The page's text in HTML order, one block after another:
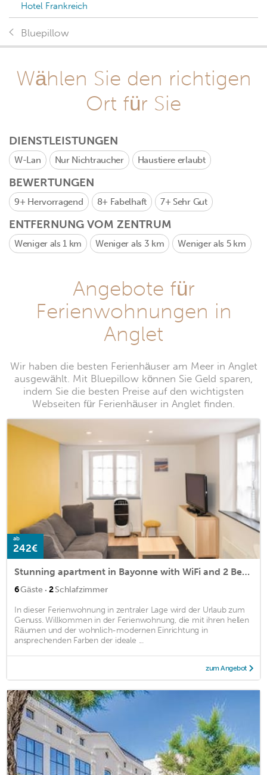
Hotel Frankreich
Bluepillow
Wählen Sie den richtigen
Ort für Sie
DIENSTLEISTUNGEN
W-Lan Nur Nichtraucher Haustiere erlaubt
BEWERTUNGEN
9+ Hervorragend 8+ Fabelhaft 7+ Sehr Gut
ENTFERNUNG VOM ZENTRUM
Weniger als 1 km Weniger als 3 km Weniger als 5 km
Angebote für
Ferienwohnungen in
Anglet
Wir haben die besten Ferienhäuser am Meer in Anglet
ausgewählt. Mit Bluepillow können Sie Geld sparen,
indem Sie die besten Preise auf den wichtigsten
Webseiten für Ferienhäuser in Anglet finden.
ab
242€
Stunning apartment in Bayonne with WiFi and 2 Bedrooms
6Gäste · 2Schlafzimmer
In dieser Ferienwohnung in zentraler Lage wird der Urlaub zum
Genuss. Willkommen in der Ferienwohnung, die mit ihren hellen
Räumen und der wohnlich-modernen Einrichtung in
ansprechenden Farben der ideale ...
zum Angebot